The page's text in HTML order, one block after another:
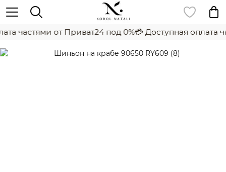
частями от Приват24 под 0%💳 Доступная оплата